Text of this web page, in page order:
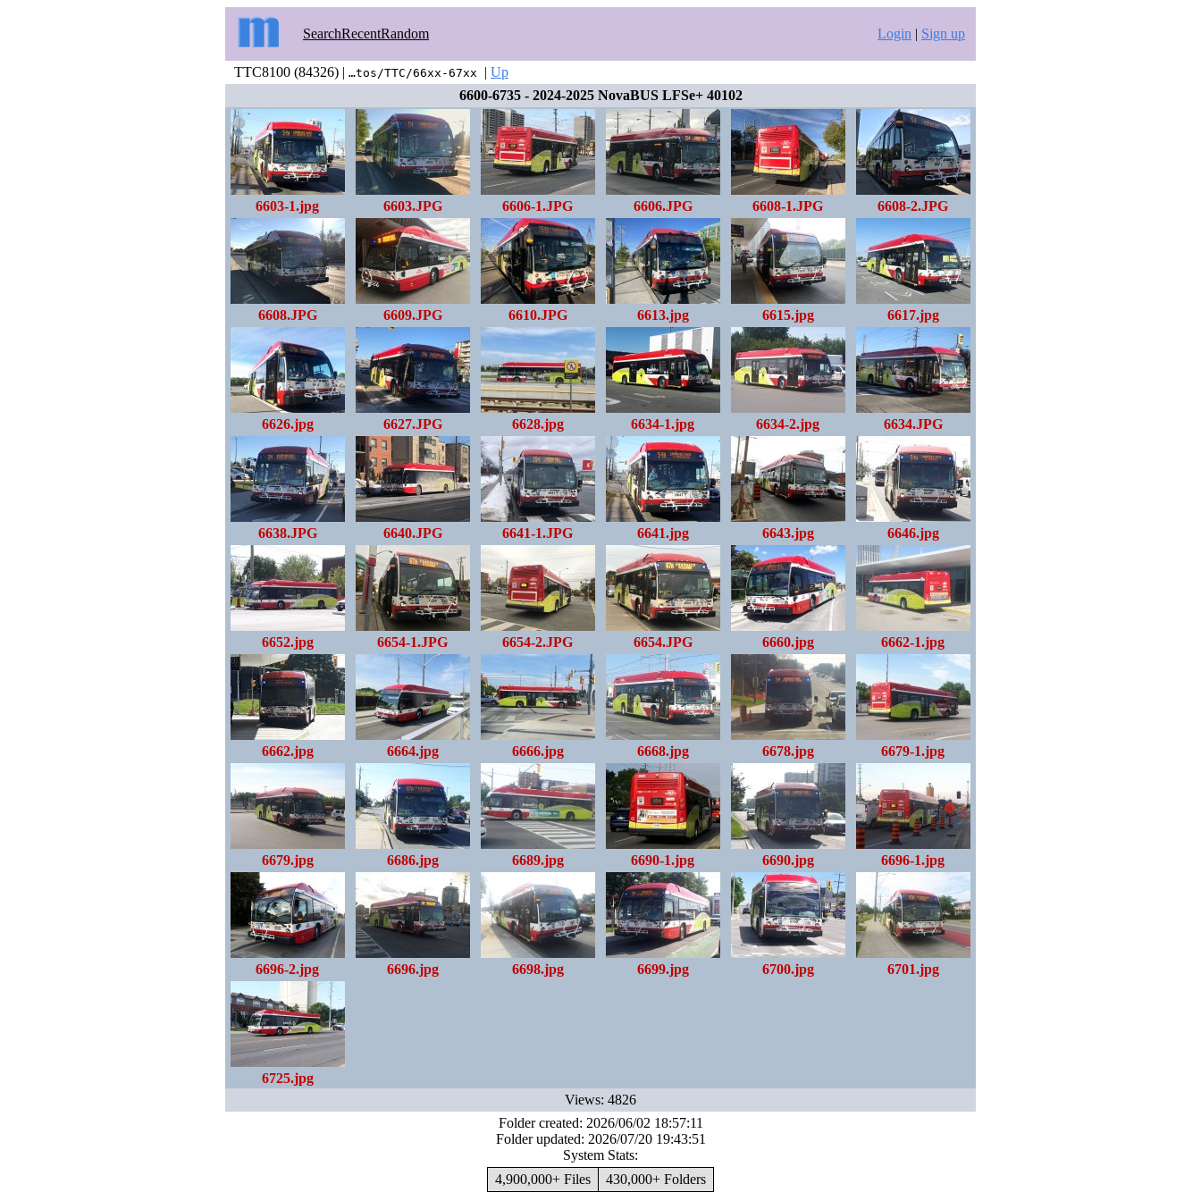
SearchRecentRandom Login | Sign up
TTC8100 (84326) | …tos/TTC/66xx-67xx | Up
6600-6735 - 2024-2025 NovaBUS LFSe+ 40102
6603-1.jpg 6603.JPG 6606-1.JPG 6606.JPG 6608-1.JPG 6608-2.JPG
6608.JPG 6609.JPG 6610.JPG 6613.jpg 6615.jpg 6617.jpg
6626.jpg 6627.JPG 6628.jpg 6634-1.jpg 6634-2.jpg 6634.JPG
6638.JPG 6640.JPG 6641-1.JPG 6641.jpg 6643.jpg 6646.jpg
6652.jpg 6654-1.JPG 6654-2.JPG 6654.JPG 6660.jpg 6662-1.jpg
6662.jpg 6664.jpg 6666.jpg 6668.jpg 6678.jpg 6679-1.jpg
6679.jpg 6686.jpg 6689.jpg 6690-1.jpg 6690.jpg 6696-1.jpg
6696-2.jpg 6696.jpg 6698.jpg 6699.jpg 6700.jpg 6701.jpg
6725.jpg
Views: 4826
Folder created: 2026/06/02 18:57:11
Folder updated: 2026/07/20 19:43:51
System Stats:
4,900,000+ Files
430,000+ Folders